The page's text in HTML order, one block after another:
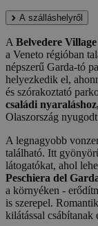
A szálláshelyről
A Belvedere Village
a Veneto régióban
népszerű Garda-tó
helyezkedik el,
és szórakoztató
családi
Olaszország
A legnagyobb
található. Itt
látogatókat, ahol
Peschiera del
a környéken -
is szerepel.
kilátással csábítanak